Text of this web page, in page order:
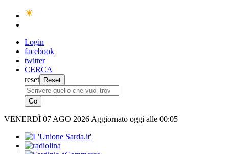
Login
facebook
twitter
CERCA
reset
VENERDÌ 07 AGO 2026 Aggiornato oggi alle 00:05